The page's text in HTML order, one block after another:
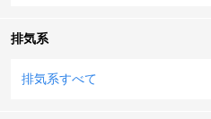
排気系
排気系すべて